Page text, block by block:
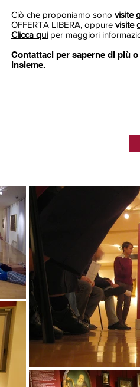
Ciò che proponiamo sono visite
OFFERTA LIBERA, oppure visite
Clicca qui per maggiori
Contattaci per saperne di più
insieme.